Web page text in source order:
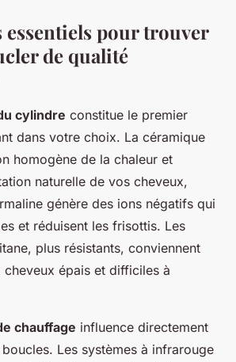
essentiels pour trouver
de qualité
cylindre constitue le premier
dans votre choix. La céramique
homogène de la chaleur et
naturelle de vos cheveux,
génère des ions négatifs qui
et réduisent les frisottis. Les
plus résistants, conviennent
cheveux épais et difficiles à
chauffage influence directement
Les systèmes à infrarouge